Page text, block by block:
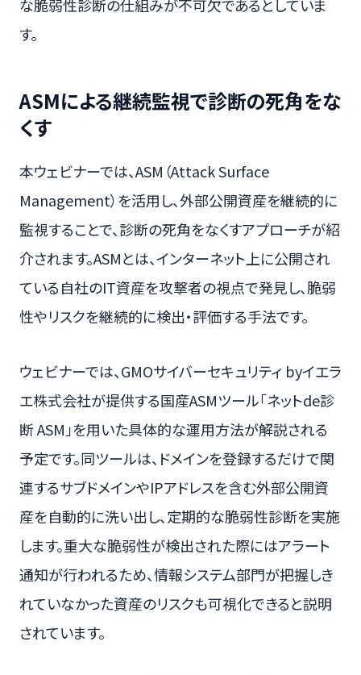
な脆弱性診断の仕組みが不可欠であるとしていま
す。
ASMによる継続監視で診断の死角をな
くす
本ウェビナーでは、ASM（Attack Surface
Management）を活用し、外部公開資産を継続的に
監視することで、診断の死角をなくすアプローチが紹
介されます。ASMとは、インターネット上に公開され
ている自社のIT資産を攻撃者の視点で発見し、脆弱
性やリスクを継続的に検出・評価する手法です。
ウェビナーでは、GMOサイバーセキュリティ byイエラ
エ株式会社が提供する国産ASMツール「ネットde診
断 ASM」を用いた具体的な運用方法が解説される
予定です。同ツールは、ドメインを登録するだけで関
連するサブドメインやIPアドレスを含む外部公開資
産を自動的に洗い出し、定期的な脆弱性診断を実施
します。重大な脆弱性が検出された際にはアラート
通知が行われるため、情報システム部門が把握しき
れていなかった資産のリスクも可視化できると説明
されています。